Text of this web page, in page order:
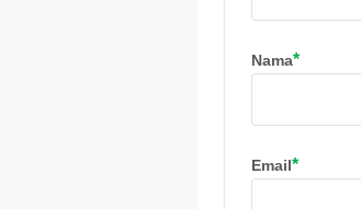
Nama*
Email*